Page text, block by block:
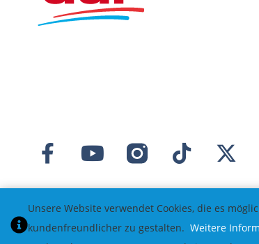
Unsere Website verwendet Cookies, die es
kundenfreundlicher zu gestalten. Weitere